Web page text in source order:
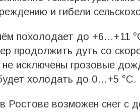
и гибели
похолодает до +6…+11
продолжить дуть со
не исключены грозовые
холодать до 0…+5 °С.
Ростове возможен снег с